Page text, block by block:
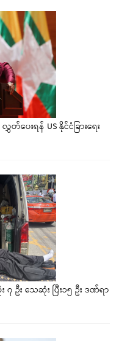
ပေးရန် US နိုင်ငံခြားရေး
ဦး သေဆုံး ပြီး၁၅ ဦး ဒဏ်ရာ